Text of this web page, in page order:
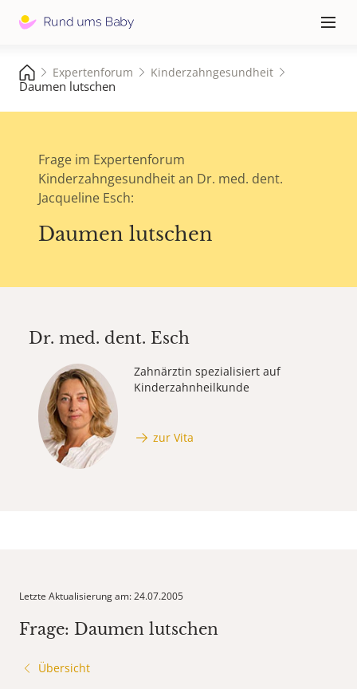
≡
Expertenforum Kinderzahngesundheit
Daumen lutschen
Frage im Expertenforum
Kinderzahngesundheit an Dr. med. dent.
Jacqueline Esch:
Daumen lutschen
Dr. med. dent. Esch
Zahnärztin spezialisiert auf
Kinderzahnheilkunde
zur Vita
Letzte Aktualisierung am: 24.07.2005
Frage: Daumen lutschen
Übersicht